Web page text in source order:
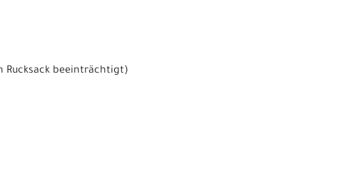
Rucksack beeinträchtigt)